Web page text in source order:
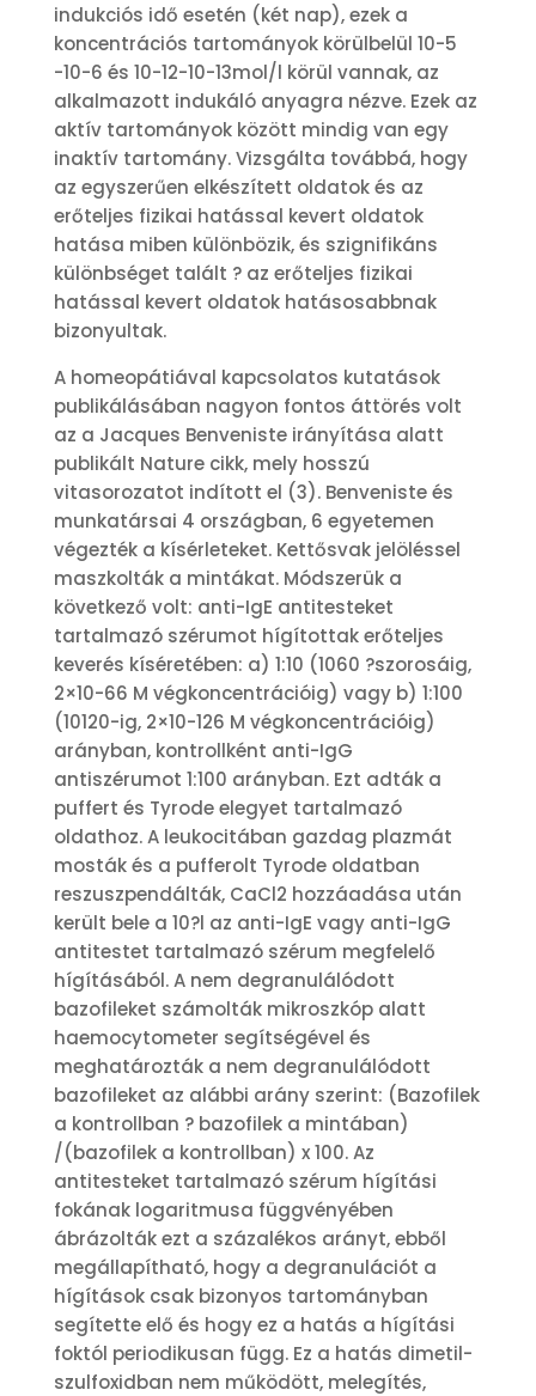
indukciós idő esetén (két nap), ezek a
koncentrációs tartományok körülbelül 10-5
-10-6 és 10-12-10-13mol/l körül vannak, az
alkalmazott indukáló anyagra nézve. Ezek az
aktív tartományok között mindig van egy
inaktív tartomány. Vizsgálta továbbá, hogy
az egyszerűen elkészített oldatok és az
erőteljes fizikai hatással kevert oldatok
hatása miben különbözik, és szignifikáns
különbséget talált ? az erőteljes fizikai
hatással kevert oldatok hatásosabbnak
bizonyultak.
A homeopátiával kapcsolatos kutatások
publikálásában nagyon fontos áttörés volt
az a Jacques Benveniste irányítása alatt
publikált Nature cikk, mely hosszú
vitasorozatot indított el (3). Benveniste és
munkatársai 4 országban, 6 egyetemen
végezték a kísérleteket. Kettősvak jelöléssel
maszkolták a mintákat. Módszerük a
következő volt: anti-IgE antitesteket
tartalmazó szérumot hígítottak erőteljes
keverés kíséretében: a) 1:10 (1060 ?szorosáig,
2×10-66 M végkoncentrációig) vagy b) 1:100
(10120-ig, 2×10-126 M végkoncentrációig)
arányban, kontrollként anti-IgG
antiszérumot 1:100 arányban. Ezt adták a
puffert és Tyrode elegyet tartalmazó
oldathoz. A leukocitában gazdag plazmát
mosták és a pufferolt Tyrode oldatban
reszuszpendálták, CaCl2 hozzáadása után
került bele a 10?l az anti-IgE vagy anti-IgG
antitestet tartalmazó szérum megfelelő
hígításából. A nem degranulálódott
bazofileket számolták mikroszkóp alatt
haemocytometer segítségével és
meghatározták a nem degranulálódott
bazofileket az alábbi arány szerint: (Bazofilek
a kontrollban ? bazofilek a mintában)
/(bazofilek a kontrollban) x 100. Az
antitesteket tartalmazó szérum hígítási
fokának logaritmusa függvényében
ábrázolták ezt a százalékos arányt, ebből
megállapítható, hogy a degranulációt a
hígítások csak bizonyos tartományban
segítette elő és hogy ez a hatás a hígítási
foktól periodikusan függ. Ez a hatás dimetil-
szulfoxidban nem működött, melegítés,